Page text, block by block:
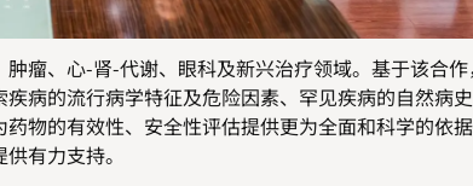
肿瘤、心-肾-代谢、眼科及新兴治疗领域。基于该合
病的流行病学特征及危险因素、罕见疾病的自然病
物的有效性、安全性评估提供更为全面和科学的依
有力支持。